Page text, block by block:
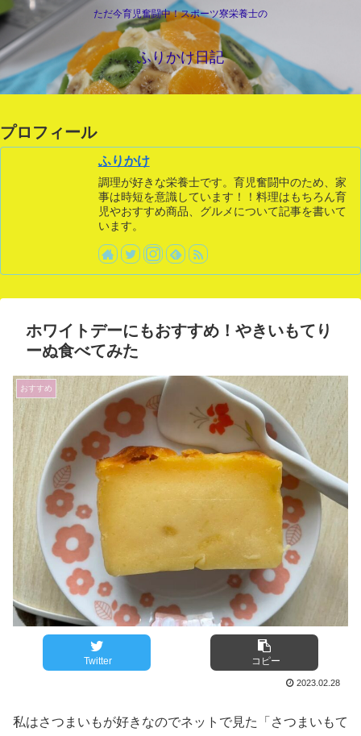
ただ今育児奮闘中！スポーツ寮栄養士の
ふりかけ日記
プロフィール
ふりかけ
調理が好きな栄養士です。育児奮闘中のため、家
事は時短を意識しています！！料理はもちろん育
児やおすすめ商品、グルメについて記事を書いて
います。
ホワイトデーにもおすすめ！やきいもてり
ーぬ食べてみた
おすすめ
Twitter コピー
2023.02.28
私はさつまいもが好きなのでネットで見た「さつまいもて